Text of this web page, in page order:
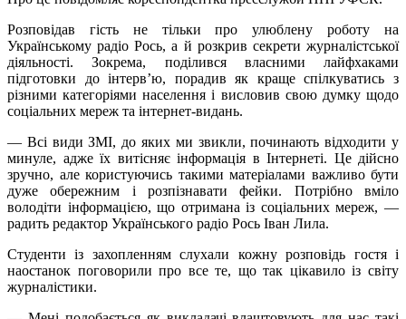
Розповідав гість не тільки про улюблену роботу на
Українському радіо Рось, а й розкрив секрети журналістської
діяльності. Зокрема, поділився власними лайфхаками
підготовки до інтерв’ю, порадив як краще спілкуватись з
різними категоріями населення і висловив свою думку щодо
соціальних мереж та інтернет-видань.
— Всі види ЗМІ, до яких ми звикли, починають відходити у
минуле, адже їх витісняє інформація в Інтернеті. Це дійсно
зручно, але користуючись такими матеріалами важливо бути
дуже обережним і розпізнавати фейки. Потрібно вміло
володіти інформацією, що отримана із соціальних мереж, —
радить редактор Українського радіо Рось Іван Лила.
Студенти із захопленням слухали кожну розповідь гостя і
наостанок поговорили про все те, що так цікавило із світу
журналістики.